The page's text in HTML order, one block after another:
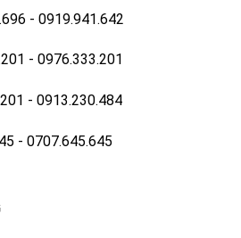
- 0919.941.642
- 0976.333.201
- 0913.230.484
- 0707.645.645